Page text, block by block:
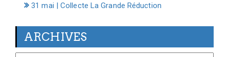
31 mai | Collecte La Grande Réduction
ARCHIVES